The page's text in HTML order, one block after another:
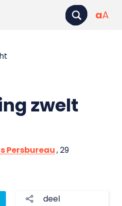
aA
zwelt
Persbureau, 29
deel